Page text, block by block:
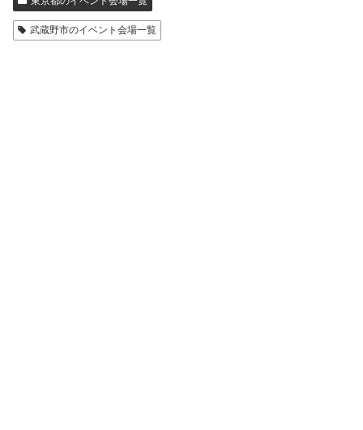
武蔵野市のイベント会場一覧